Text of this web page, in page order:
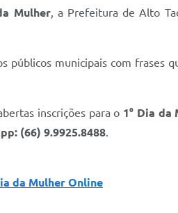
Mulher, a Prefeitura de Alto
públicos municipais com frases
inscrições para o 1° Dia da
(66) 9.9925.8488.
da Mulher Online